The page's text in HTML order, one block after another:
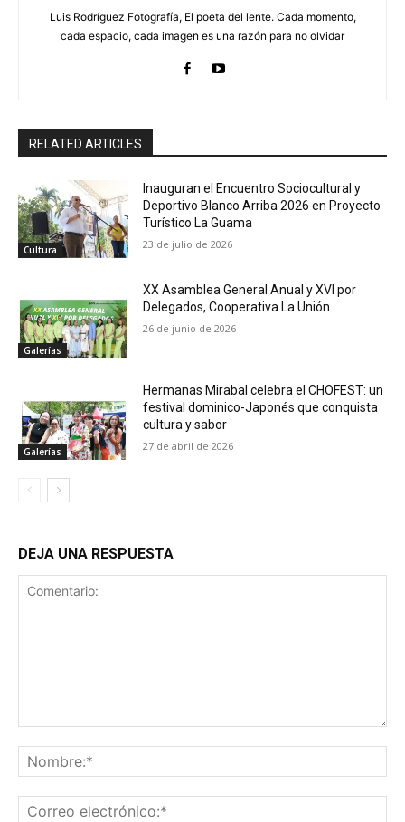
Luis Rodríguez Fotografía, El poeta del lente. Cada momento,
cada espacio, cada imagen es una razón para no olvidar
RELATED ARTICLES
Cultura
Inauguran el Encuentro Sociocultural y
Deportivo Blanco Arriba 2026 en Proyecto
Turístico La Guama
23 de julio de 2026
Galerías
XX Asamblea General Anual y XVI por
Delegados, Cooperativa La Unión
26 de junio de 2026
Galerías
Hermanas Mirabal celebra el CHOFEST: un
festival dominico-Japonés que conquista
cultura y sabor
27 de abril de 2026
DEJA UNA RESPUESTA